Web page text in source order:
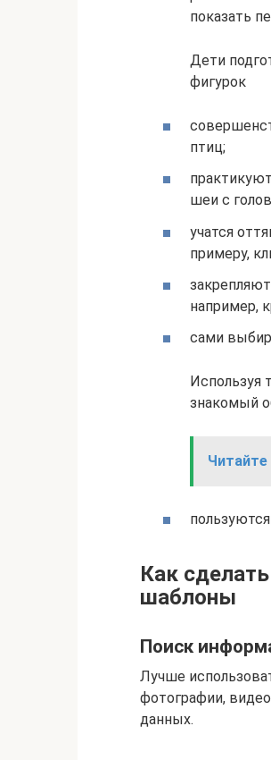
показать
Дети
фигурок
птиц;
шеи с
учатся
примеру,
например,
сами
Используя
знакомый
Как
шаблоны
Поиск
Лучше
фотографии,
данных.